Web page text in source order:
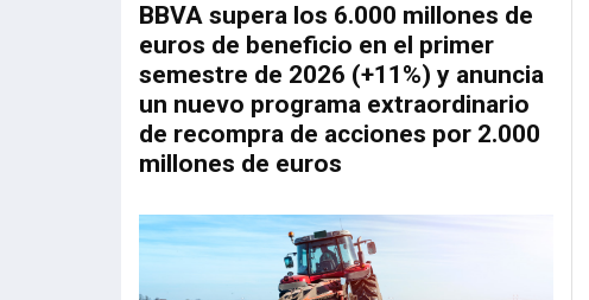
BBVA supera los 6.000 millones de
euros de beneficio en el primer
semestre de 2026 (+11%) y anuncia
un nuevo programa extraordinario
de recompra de acciones por 2.000
millones de euros